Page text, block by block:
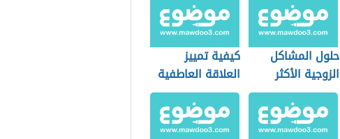
حلول المشاكل
الزوجية الأكثر
انتشارًا
كيفية تمييز
العلاقة العاطفية
السامة